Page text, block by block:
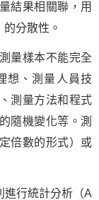
結果相關聯，用
分散性。
量樣本不能完全
想、測量人員技
測量方法和程式
隨機變化等。測
倍數的形式）或
進行統計分析（A